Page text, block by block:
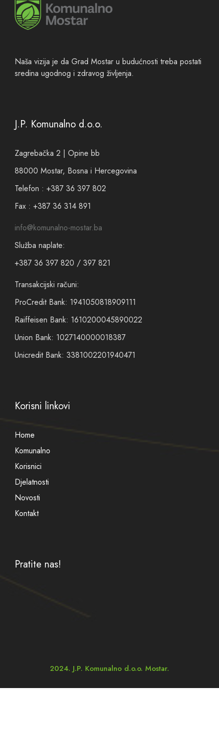
Naša vizija je da Grad Mostar u budućnosti treba postati
sredina ugodnog i zdravog življenja.
J.P. Komunalno d.o.o.
Zagrebačka 2 | Opine bb
88000 Mostar, Bosna i Hercegovina
Telefon : +387 36 397 802
Fax : +387 36 314 891
info@komunalno-mostar.ba
Služba naplate:
+387 36 397 820 / 397 821
Transakcijski računi:
ProCredit Bank: 1941050818909111
Raiffeisen Bank: 1610200045890022
Union Bank: 1027140000018387
Unicredit Bank: 3381002201940471
Korisni linkovi
Home
Komunalno
Korisnici
Djelatnosti
Novosti
Kontakt
Pratite nas!
2024. J.P. Komunalno d.o.o. Mostar.